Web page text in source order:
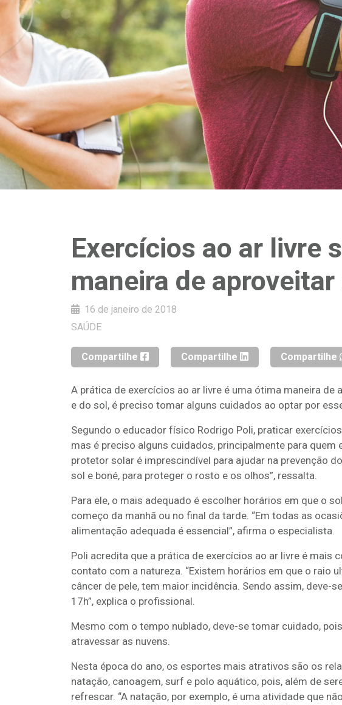
Exercícios ao ar livre
maneira de aproveitar
16 de janeiro de 2018
SAÚDE
Compartilhe Compartilhe Compartilhe
A prática de exercícios ao ar livre é uma ótima maneira de
e do sol, é preciso tomar alguns cuidados ao optar por
Segundo o educador físico Rodrigo Poli, praticar
mas é preciso alguns cuidados, principalmente para quem
protetor solar é imprescindível para ajudar na prevenção
sol e boné, para proteger o rosto e os olhos”, ressalta.
Para ele, o mais adequado é escolher horários em que o
começo da manhã ou no final da tarde. “Em todas as
alimentação adequada é essencial”, afirma o especialista.
Poli acredita que a prática de exercícios ao ar livre é mais
contato com a natureza. “Existem horários em que o raio
câncer de pele, tem maior incidência. Sendo assim, deve-
17h”, explica o profissional.
Mesmo com o tempo nublado, deve-se tomar cuidado,
atravessar as nuvens.
Nesta época do ano, os esportes mais atrativos são os
natação, canoagem, surf e polo aquático, pois, além de
refrescar. “A natação, por exemplo, é uma atividade que